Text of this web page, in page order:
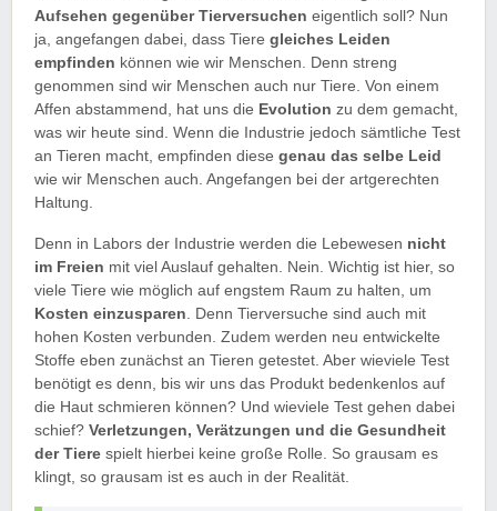
Aufsehen gegenüber Tierversuchen eigentlich soll? Nun
ja, angefangen dabei, dass Tiere gleiches Leiden
empfinden können wie wir Menschen. Denn streng
genommen sind wir Menschen auch nur Tiere. Von einem
Affen abstammend, hat uns die Evolution zu dem gemacht,
was wir heute sind. Wenn die Industrie jedoch sämtliche Test
an Tieren macht, empfinden diese genau das selbe Leid
wie wir Menschen auch. Angefangen bei der artgerechten
Haltung.
Denn in Labors der Industrie werden die Lebewesen nicht
im Freien mit viel Auslauf gehalten. Nein. Wichtig ist hier, so
viele Tiere wie möglich auf engstem Raum zu halten, um
Kosten einzusparen. Denn Tierversuche sind auch mit
hohen Kosten verbunden. Zudem werden neu entwickelte
Stoffe eben zunächst an Tieren getestet. Aber wieviele Test
benötigt es denn, bis wir uns das Produkt bedenkenlos auf
die Haut schmieren können? Und wieviele Test gehen dabei
schief? Verletzungen, Verätzungen und die Gesundheit
der Tiere spielt hierbei keine große Rolle. So grausam es
klingt, so grausam ist es auch in der Realität.